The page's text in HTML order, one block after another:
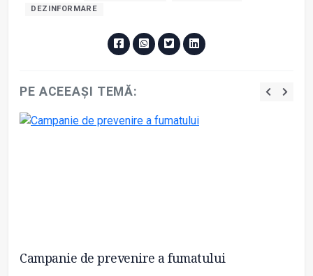
DEZINFORMARE
PE ACEEAȘI TEMĂ:
Campanie de prevenire a fumatului